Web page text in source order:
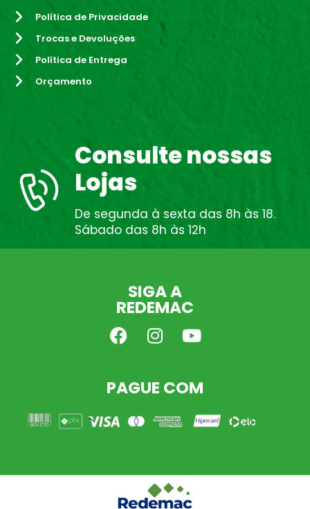
Política de Privacidade
Trocas e Devoluções
Política de Entrega
Orçamento
Consulte nossas
Lojas
De segunda à sexta das 8h às 18.
Sábado das 8h às 12h
SIGA A
REDEMAC
PAGUE COM